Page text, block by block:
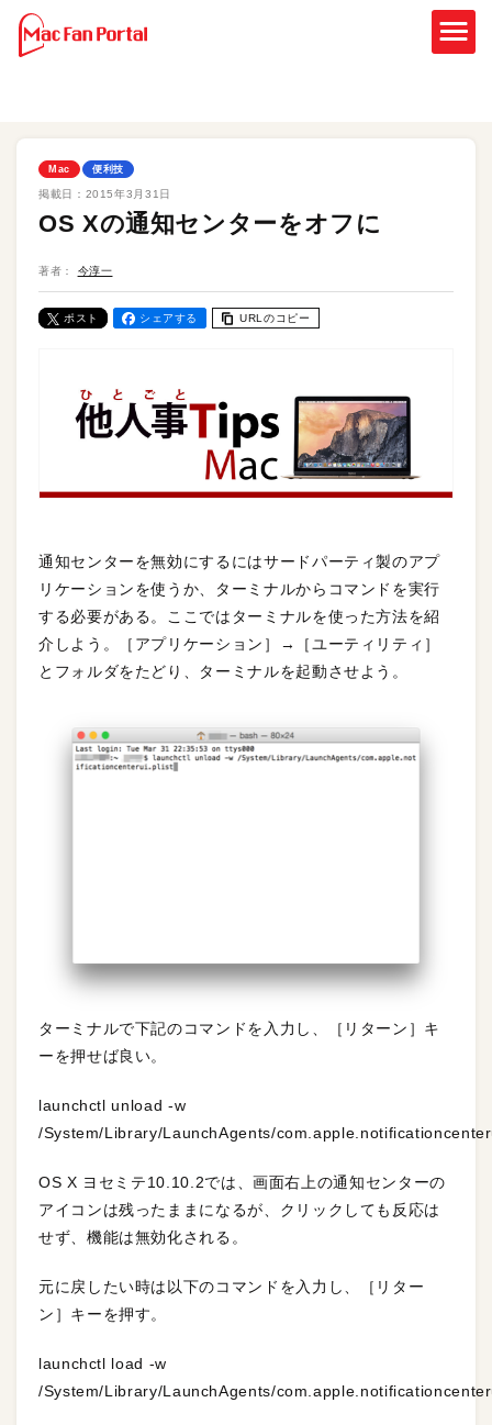
Mac 便利技
掲載日： 2015年3月31日
OS Xの通知センターをオフに
著者： 今淳一
ポスト シェアする URLのコピー
通知センターを無効にするにはサードパーティ製のアプ
リケーションを使うか、ターミナルからコマンドを実行
する必要がある。ここではターミナルを使った方法を紹
介しよう。［アプリケーション］→［ユーティリティ］
とフォルダをたどり、ターミナルを起動させよう。
ターミナルで下記のコマンドを入力し、［リターン］キ
ーを押せば良い。
launchctl unload -w
/System/Library/LaunchAgents/
OS X ヨセミテ10.10.2では、画面右上の通知センターの
アイコンは残ったままになるが、クリックしても反応は
せず、機能は無効化される。
元に戻したい時は以下のコマンドを入力し、［リター
ン］キーを押す。
launchctl load -w
/System/Library/LaunchAgents/